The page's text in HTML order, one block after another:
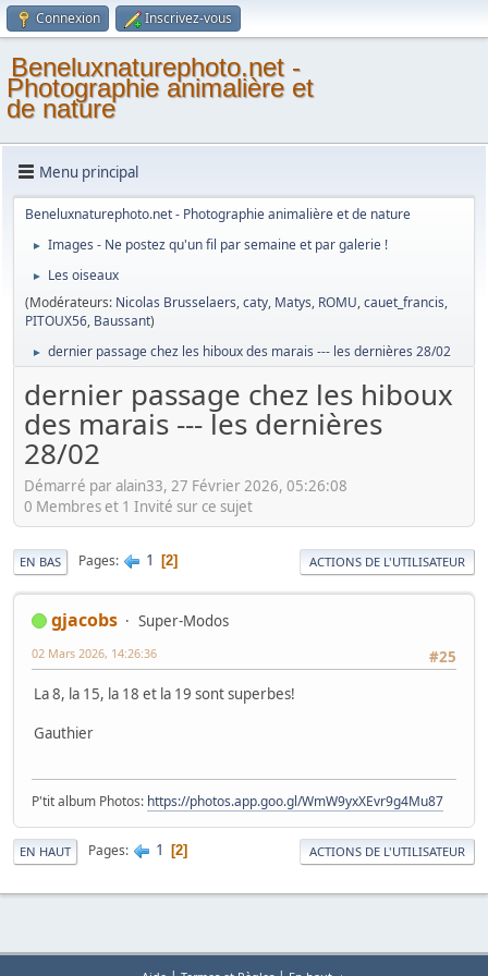
Connexion Inscrivez-vous
Beneluxnaturephoto.net -
Photographie animalière et
de nature
Menu principal
Beneluxnaturephoto.net - Photographie animalière et de nature
► Images - Ne postez qu'un fil par semaine et par galerie !
►
Les oiseaux
(Modérateurs: Nicolas Brusselaers,caty, Matys, ROMU,cauet_francis,
PITOUX56, Baussant)
► dernier passage chez les hiboux des marais --- les dernières 28/02
dernier passage chez les hiboux
des marais --- les dernières
28/02
Démarré par alain33, 27 Février 2026, 05:26:08
0 Membres et 1 Invité sur ce sujet
EN BAS Pages 1 2 ACTIONS DE L'UTILISATEUR
gjacobs
Super-Modos
#25
02 Mars 2026, 14:26:36
La 8, la 15, la 18 et la 19 sont superbes!
Gauthier
P'tit album Photos: https://photos.app.goo.gl/WmW9yxXEvr9g4Mu87
EN HAUT Pages 1 2 ACTIONS DE L'UTILISATEUR